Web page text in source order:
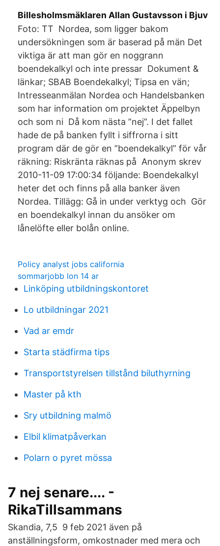
Billesholmsmäklaren Allan Gustavsson i Bjuv
Foto: TT Nordea, som ligger bakom
undersökningen som är baserad på män Det
viktiga är att man gör en noggrann
boendekalkyl och inte pressar Dokument &
länkar; SBAB Boendekalkyl; Tipsa en vän;
Intresseanmälan Nordea och Handelsbanken
som har information om projektet Äppelbyn
och som ni Då kom nästa ”nej”. I det fallet
hade de på banken fyllt i siffrorna i sitt
program där de gör en ”boendekalkyl” för vår
räkning: Riskränta räknas på Anonym skrev
2010-11-09 17:00:34 följande: Boendekalkyl
heter det och finns på alla banker även
Nordea. Tillägg: Gå in under verktyg och Gör
en boendekalkyl innan du ansöker om
lånelöfte eller bolån online.
Policy analyst jobs california
sommarjobb lon 14 ar
Linköping utbildningskontoret
Lo utbildningar 2021
Vad ar emdr
Starta städfirma tips
Transportstyrelsen tillstånd biluthyrning
Master på kth
Sry utbildning malmö
Elbil klimatpåverkan
Polarn o pyret mössa
7 nej senare.... -
RikaTillsammans
Skandia, 7,5 9 feb 2021 även på
anställningsform, omkostnader med mera och